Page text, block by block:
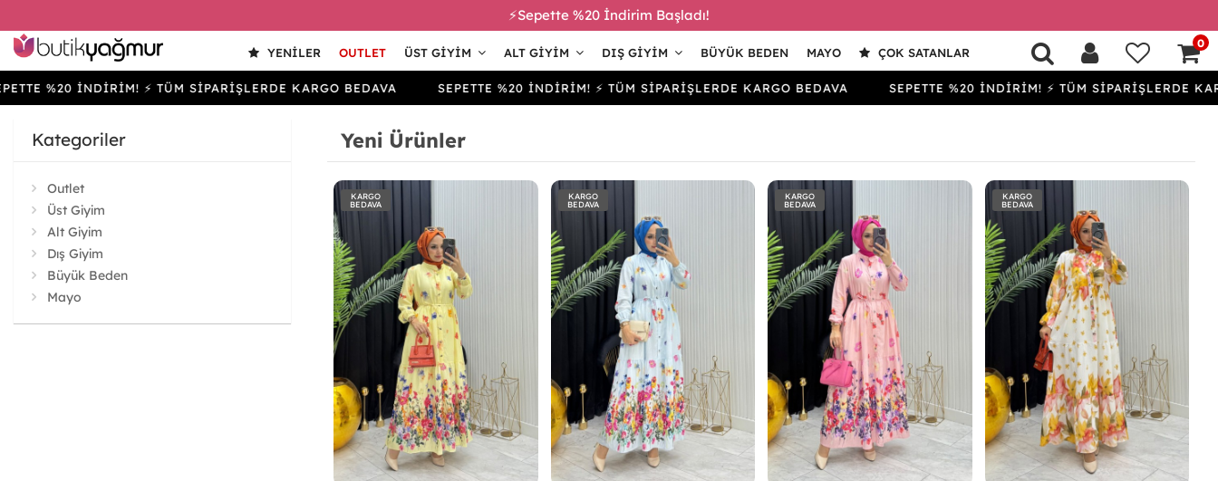
⚡Sepette %20 İndirim Başladı!
YENILER OUTLET ÜST GIYIM ALT GIYIM DIŞ GIYIM BÜYÜK BEDEN MAYO ÇOK SATANLAR
0
İNDİRİM! ⚡ TÜM SİPARİŞLERDE KARGO BEDAVA SEPETTE %20 İNDİRİM! ⚡ TÜM SİPARİŞLERDE KARGO BEDAVA SEPETTE %20 İNDİRİM! ⚡ TÜM SİPARİŞLERDE KARGO
Kategoriler
Outlet
Üst Giyim
Alt Giyim
Dış Giyim
Büyük Beden
Mayo
Yeni Ürünler
KARGO
BEDAVA
KARGO
BEDAVA
KARGO
BEDAVA
KARGO
BEDAVA